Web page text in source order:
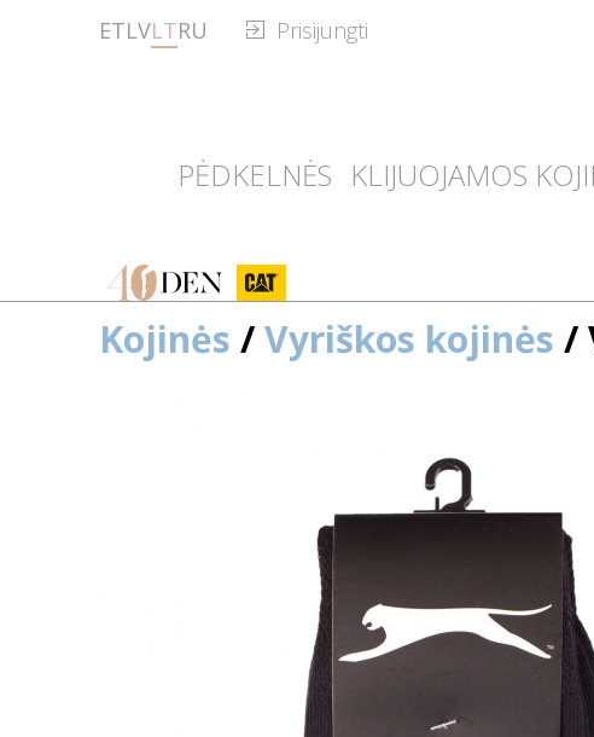
ETLVLTRU Prisijungti
PĖDKELNĖS KLIJUOJAMOS
40den
Kojinės /Vyriškos kojinės /